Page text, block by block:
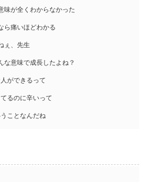
味が全くわからなかった
ら痛いほどわかる
ぇ、先生
な意味で成長したよね？
ができるって
るのに辛いって
ことなんだね